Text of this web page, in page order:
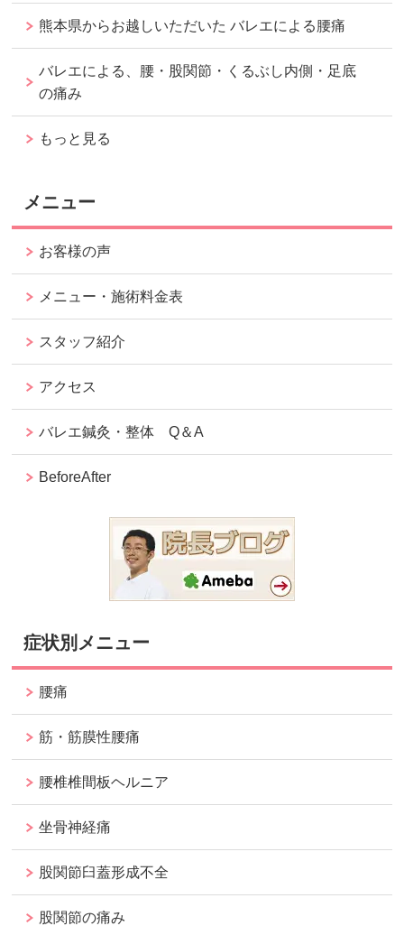
熊本県からお越しいただいた バレエによる腰痛
バレエによる、腰・股関節・くるぶし内側・足底
の痛み
もっと見る
メニュー
お客様の声
メニュー・施術料金表
スタッフ紹介
アクセス
バレエ鍼灸・整体 Q＆A
BeforeAfter
症状別メニュー
腰痛
筋・筋膜性腰痛
腰椎椎間板ヘルニア
坐骨神経痛
股関節臼蓋形成不全
股関節の痛み